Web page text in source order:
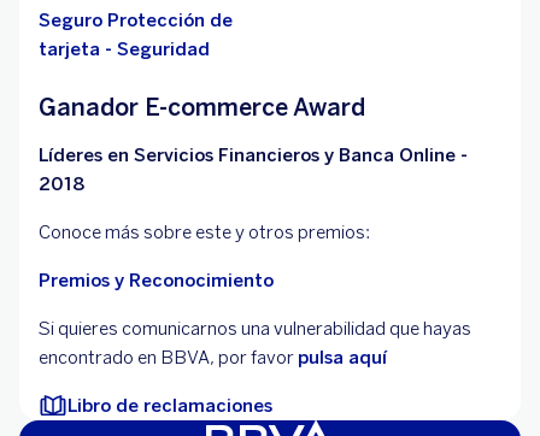
Seguro Protección de
tarjeta - Seguridad
Ganador E-commerce Award
Líderes en Servicios Financieros y Banca Online -
2018
Conoce más sobre este y otros premios:
Premios y Reconocimiento
Si quieres comunicarnos una vulnerabilidad que hayas
encontrado en BBVA, por favor pulsa aquí
Libro de reclamaciones